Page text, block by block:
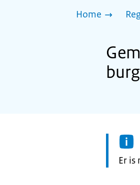
Home
Er